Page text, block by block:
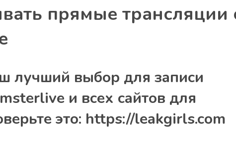
прямые трансляции
лучший выбор для записи
и всех сайтов для
это: https://leakgirls.com